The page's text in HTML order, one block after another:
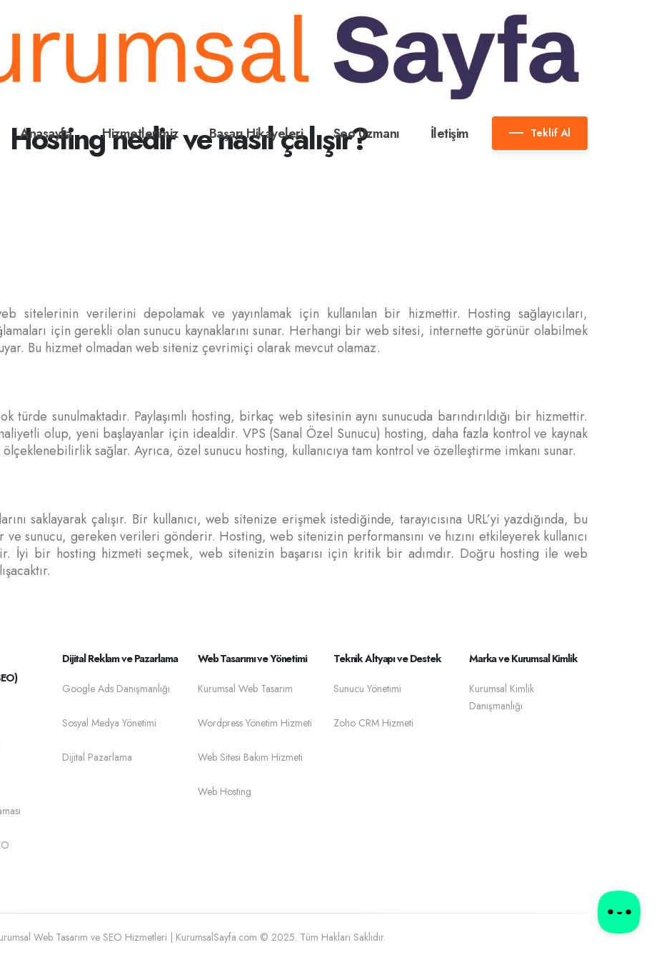
Anasayfa Hizmetlerimiz Başarı Hikayeleri Seo Uzmanı İletişim Teklif Al
Hosting nedir ve nasıl çalışır?
sitelerinin verilerini depolamak ve yayınlamak için kullanılan bir hizmettir. Hosting sağlayıcıları,
için gerekli olan sunucu kaynaklarını sunar. Herhangi bir web sitesi, internette görünür olabilmek
Bu hizmet olmadan web siteniz çevrimiçi olarak mevcut olamaz.
sunulmaktadır. Paylaşımlı hosting, birkaç web sitesinin aynı sunucuda barındırıldığı bir hizmettir.
olup, yeni başlayanlar için idealdir. VPS (Sanal Özel Sunucu) hosting, daha fazla kontrol ve kaynak
sağlar. Ayrıca, özel sunucu hosting, kullanıcıya tam kontrol ve özelleştirme imkanı sunar.
saklayarak çalışır. Bir kullanıcı, web sitenize erişmek istediğinde, tarayıcısına URL’yi yazdığında, bu
ve sunucu, gereken verileri gönderir. Hosting, web sitenizin performansını ve hızını etkileyerek kullanıcı
İyi bir hosting hizmeti seçmek, web sitenizin başarısı için kritik bir adımdır. Doğru hosting ile web
Dijital Reklam ve Pazarlama
Google Ads Danışmanlığı
Sosyal Medya Yönetimi
Dijital Pazarlama
Web Tasarımı ve Yönetimi
Kurumsal Web Tasarım
Wordpress Yönetim Hizmeti
Web Sitesi Bakım Hizmeti
Web Hosting
Teknik Altyapı ve Destek
Sunucu Yönetimi
Zoho CRM Hizmeti
Marka ve Kurumsal Kimlik
Kurumsal Kimlik
Danışmanlığı
Web Tasarım ve SEO Hizmetleri | KurumsalSayfa.com © 2025. Tüm Hakları Saklıdır.